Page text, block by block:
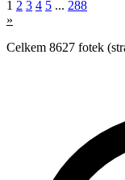
1 2 3 4 5 ... 288
»
Celkem 8627 fotek